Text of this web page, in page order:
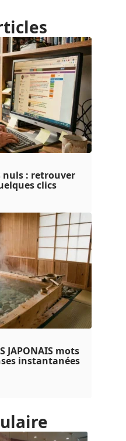
nuls : retrouver
clics
JAPONAIS mots
instantanées